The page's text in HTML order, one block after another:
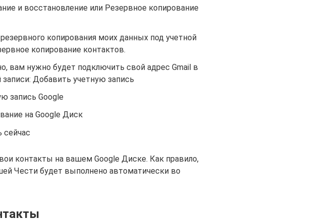
и восстановление или Резервное копирование
копирования моих данных под учетной
копирование контактов.
вам нужно будет подключить свой адрес Gmail в
Добавить учетную запись
запись Google
на Google Диск
сейчас
контакты на вашем Google Диске. Как правило,
Чести будет выполнено автоматически во